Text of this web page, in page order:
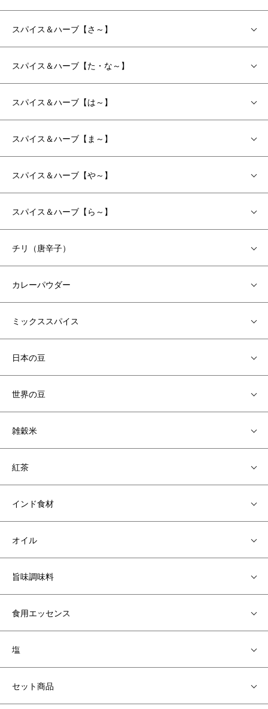
スパイス＆ハーブ【さ～】
スパイス＆ハーブ【た・な～】
スパイス＆ハーブ【は～】
スパイス＆ハーブ【ま～】
スパイス＆ハーブ【や～】
スパイス＆ハーブ【ら～】
チリ（唐辛子）
カレーパウダー
ミックススパイス
日本の豆
世界の豆
雑穀米
紅茶
インド食材
オイル
旨味調味料
食用エッセンス
塩
セット商品